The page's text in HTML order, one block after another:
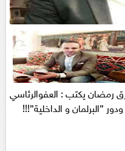
رمضان يكتب : العفوالرئاسي
ودور ”البرلمان و الداخلية”!!!